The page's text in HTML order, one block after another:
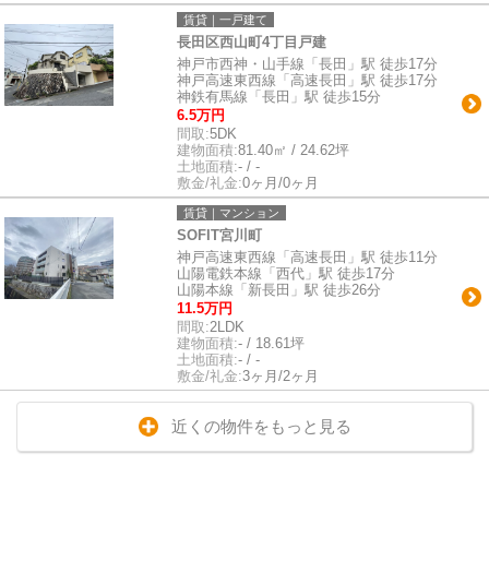
賃貸｜一戸建て
長田区西山町4丁目戸建
神戸市西神・山手線「長田」駅 徒歩17分
神戸高速東西線「高速長田」駅 徒歩17分
神鉄有馬線「長田」駅 徒歩15分
6.5万円
間取:5DK
建物面積:81.40㎡ / 24.62坪
土地面積:- / -
敷金/礼金:0ヶ月/0ヶ月
賃貸｜マンション
SOFIT宮川町
神戸高速東西線「高速長田」駅 徒歩11分
山陽電鉄本線「西代」駅 徒歩17分
山陽本線「新長田」駅 徒歩26分
11.5万円
間取:2LDK
建物面積:- / 18.61坪
土地面積:- / -
敷金/礼金:3ヶ月/2ヶ月
近くの物件をもっと見る